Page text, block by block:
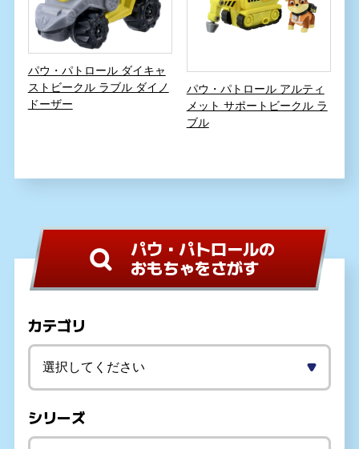
パウ・パトロール ダイキャ
ストビークル ラブル ダイノ
ドーザー
パウ・パトロール アルティ
メット サポートビークル ラ
ブル
パウ・パトロールの
おもちゃをさがす
カテゴリ
シリーズ